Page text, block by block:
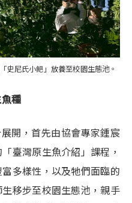
史尼氏小䰾」放養至校園生態池。
種
開，首先由協會專家鍾宸
臺灣原生魚介紹」課程，
多樣性，以及牠們面臨的
移步至校園生態池，親手